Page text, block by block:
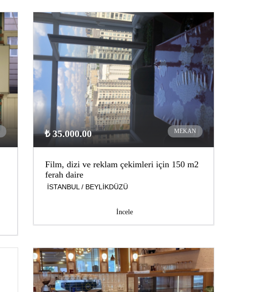
₺ 35.000.00 MEKAN
Film, dizi ve reklam çekimleri için 150 m2
ferah daire
İSTANBUL / BEYLİKDÜZÜ
İncele